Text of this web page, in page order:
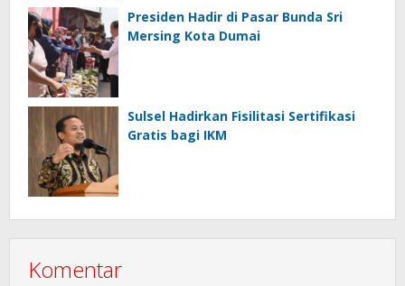
Presiden Hadir di Pasar Bunda Sri
Mersing Kota Dumai
Sulsel Hadirkan Fisilitasi Sertifikasi
Gratis bagi IKM
Komentar